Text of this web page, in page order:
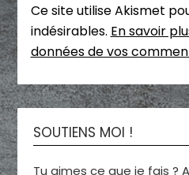
Ce site utilise Akismet
indésirables. En savoir
données de vos
SOUTIENS MOI !
Tu aimes ce que je fais ?